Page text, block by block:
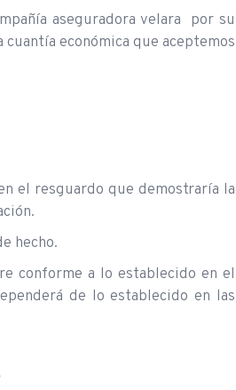
aseguradora velara por su
económica que aceptemos
el resguardo que demostraría la
hecho.
conforme a lo establecido en el
de lo establecido en las